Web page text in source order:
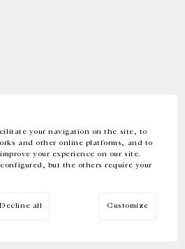
your navigation on the site, to
and other online platforms, and to
your experience on our site.
but the others require your
Decline all Customize
Instagram